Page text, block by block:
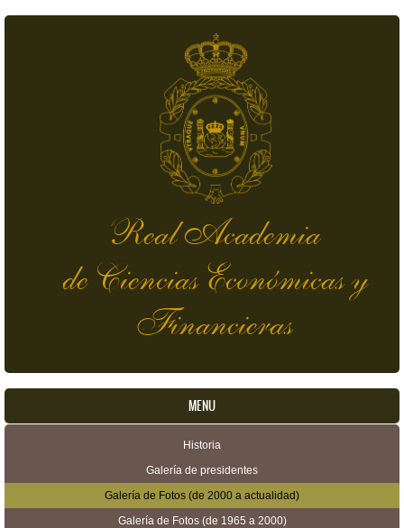
Real Academia
de Ciencias Económicas y
Financieras
MENU
Historia
Galería de presidentes
Galería de Fotos (de 2000 a actualidad)
Galería de Fotos (de 1965 a 2000)